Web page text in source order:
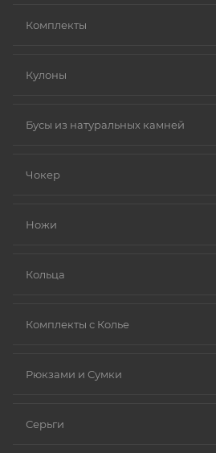
Комплекты
Кулоны
Бусы из натуральных камней
Чокер
Ножи
Кольца
Комплекты с Колье
Рюкзами и Сумки
Серьги